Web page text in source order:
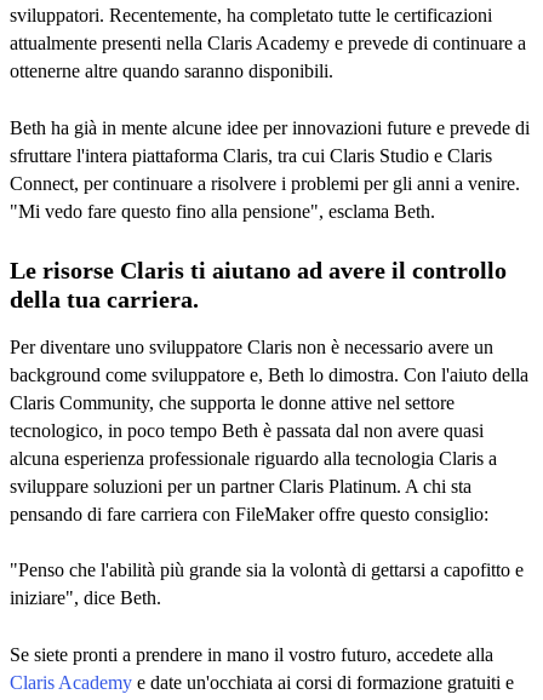
sviluppatori. Recentemente, ha completato tutte le certificazioni
attualmente presenti nella Claris Academy e prevede di continuare a
ottenerne altre quando saranno disponibili.
Beth ha già in mente alcune idee per innovazioni future e prevede di
sfruttare l'intera piattaforma Claris, tra cui Claris Studio e Claris
Connect, per continuare a risolvere i problemi per gli anni a venire.
"Mi vedo fare questo fino alla pensione", esclama Beth.
Le risorse Claris ti aiutano ad avere il controllo
della tua carriera.
Per diventare uno sviluppatore Claris non è necessario avere un
background come sviluppatore e, Beth lo dimostra. Con l'aiuto della
Claris Community, che supporta le donne attive nel settore
tecnologico, in poco tempo Beth è passata dal non avere quasi
alcuna esperienza professionale riguardo alla tecnologia Claris a
sviluppare soluzioni per un partner Claris Platinum. A chi sta
pensando di fare carriera con FileMaker offre questo consiglio:
"Penso che l'abilità più grande sia la volontà di gettarsi a capofitto e
iniziare", dice Beth.
Se siete pronti a prendere in mano il vostro futuro, accedete alla
Claris Academy e date un'occhiata ai corsi di formazione gratuiti e